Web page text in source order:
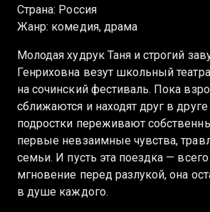
Страна: Россия
Жанр: комедия, драма
Молодая худрук Таня и строгий
Генриховна везут школьный
на сочинский фестиваль. Пока
сближаются и находят друг в
подростки переживают
первые невзаимные чувства,
семьи. И пусть эта поездка —
мгновение перед разлукой, она
в душе каждого.